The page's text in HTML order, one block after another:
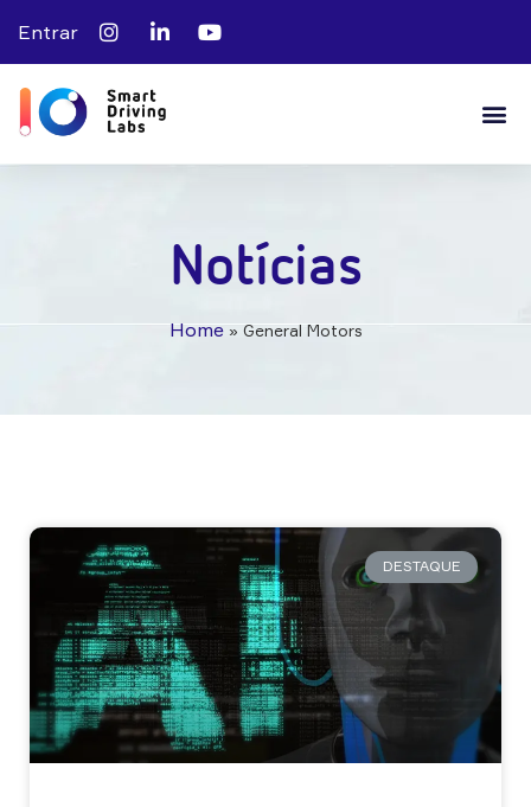
Entrar
Notícias
Home»General Motors
DESTAQUE